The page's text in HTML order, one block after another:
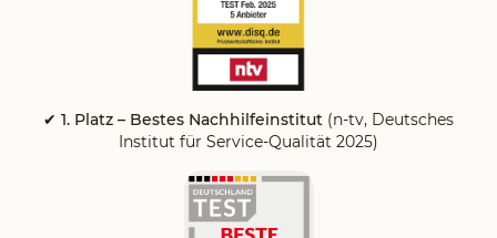
✔ 1. Platz – Bestes Nachhilfeinstitut (n-tv, Deutsches
Institut für Service-Qualität 2025)